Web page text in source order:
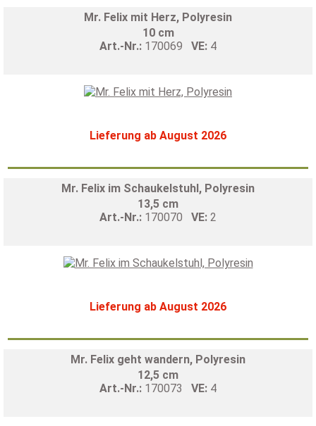
Mr. Felix mit Herz, Polyresin
10 cm
Art.-Nr.: 170069 VE: 4
Lieferung ab August 2026
Mr. Felix im Schaukelstuhl, Polyresin
13,5 cm
Art.-Nr.: 170070 VE: 2
Lieferung ab August 2026
Mr. Felix geht wandern, Polyresin
12,5 cm
Art.-Nr.: 170073 VE: 4